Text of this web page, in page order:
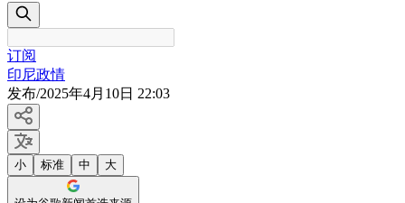
订阅
印尼政情
发布/2025年4月10日 22:03
小 标准 中 大